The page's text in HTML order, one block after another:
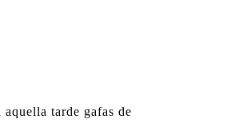
tarde gafas de